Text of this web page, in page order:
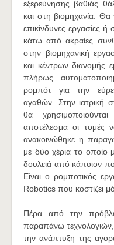
εξερεύνησης βαθιάς
και στη βιομηχανία. Θα
επικίνδυνες εργασίες
κάτω από ακραίες
στην βιομηχανική
και κέντρων διανομής
πλήρως
ρομπότ για την
αγαθών. Στην ιατρική
θα
αποτέλεσμα οι τομές
ανακοινώθηκε η
με δύο χέρια το οποίο
δουλειά από κάποιον
Είναι ο ρομποτικός
Robotics που κοστίζει
Πέρα από την
παραπάνω τεχνολογιών,
την ανάπτυξη της